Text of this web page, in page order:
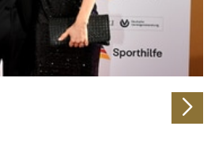
an unsere Partner für
und Analysen weiter. Unsere
möglicherweise mit
die Sie ihnen bereitgestellt